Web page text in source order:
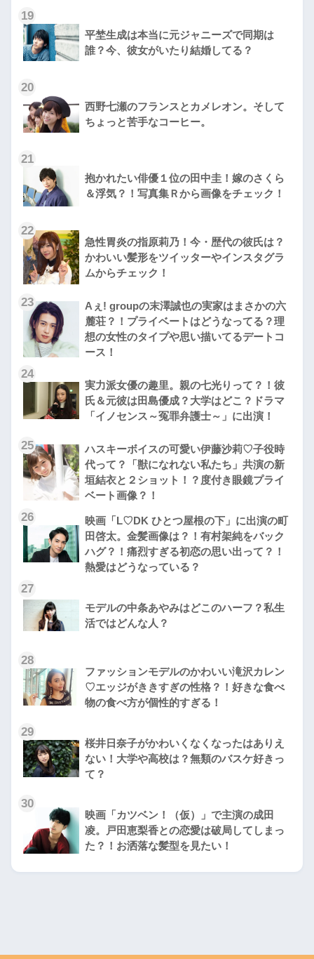
19
平埜生成は本当に元ジャニーズで同期は
誰？今、彼女がいたり結婚してる？
20
西野七瀬のフランスとカメレオン。そして
ちょっと苦手なコーヒー。
21
抱かれたい俳優１位の田中圭！嫁のさくら
＆浮気？！写真集Ｒから画像をチェック！
22
急性胃炎の指原莉乃！今・歴代の彼氏は？
かわいい髪形をツイッターやインスタグラ
ムからチェック！
23
Aぇ! groupの末澤誠也の実家はまさかの六
麓荘？！プライベートはどうなってる？理
想の女性のタイプや思い描いてるデートコ
ース！
24
実力派女優の趣里。親の七光りって？！彼
氏＆元彼は田島優成？大学はどこ？ドラマ
「イノセンス～冤罪弁護士～」に出演！
25
ハスキーボイスの可愛い伊藤沙莉♡子役時
代って？「獣になれない私たち」共演の新
垣結衣と２ショット！？度付き眼鏡プライ
ベート画像？！
26
映画「L♡DK ひとつ屋根の下」に出演の町
田啓太。金髪画像は？！有村架純をバック
ハグ？！痛烈すぎる初恋の思い出って？！
熱愛はどうなっている？
27
モデルの中条あやみはどこのハーフ？私生
活ではどんな人？
28
ファッションモデルのかわいい滝沢カレン
♡エッジがききすぎの性格？！好きな食べ
物の食べ方が個性的すぎる！
29
桜井日奈子がかわいくなくなったはありえ
ない！大学や高校は？無類のバスケ好きっ
て？
30
映画「カツベン！（仮）」で主演の成田
凌。戸田恵梨香との恋愛は破局してしまっ
た？！お洒落な髪型を見たい！